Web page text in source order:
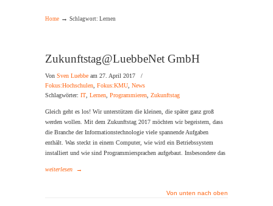
Home → Schlagwort: Lernen
Zukunftstag@LuebbeNet GmbH
Von Sven Luebbe am 27. April 2017
/
Fokus:Hochschulen, Fokus:KMU, News
Schlagwörter: IT, Lernen, Programmieren, Zukunftstag
Gleich geht es los! Wir unterstützen die kleinen, die später ganz groß
werden wollen. Mit dem Zukunftstag 2017 möchten wir begeistern, dass
die Branche der Informationstechnologie viele spannende Aufgaben
enthält. Was steckt in einem Computer, wie wird ein Betriebssystem
installiert und wie sind Programmiersprachen aufgebaut. Insbesondere das
weiterlesen →
Von unten nach oben